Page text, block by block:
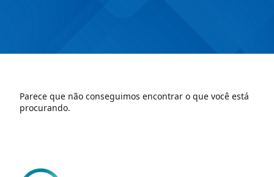
Parece que não conseguimos encontrar o que você está
procurando.